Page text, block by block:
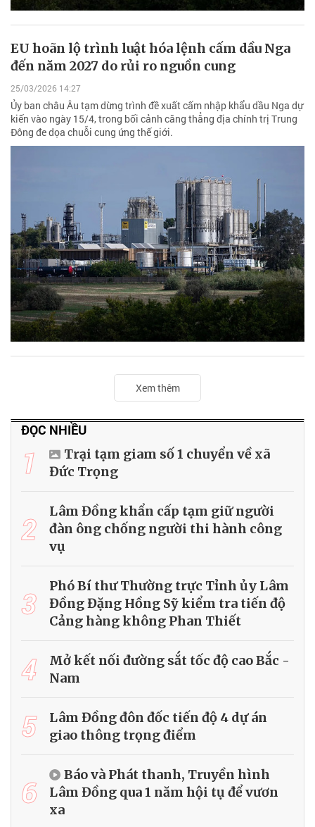
EU hoãn lộ trình luật hóa lệnh cấm dầu Nga
đến năm 2027 do rủi ro nguồn cung
25/03/2026 14:27
Ủy ban châu Âu tạm dừng trình đề xuất cấm nhập khẩu dầu Nga dự
kiến vào ngày 15/4, trong bối cảnh căng thẳng địa chính trị Trung
Đông đe dọa chuỗi cung ứng thế giới.
Xem thêm
ĐỌC NHIỀU
1
Trại tạm giam số 1 chuyển về xã
Đức Trọng
2
Lâm Đồng khẩn cấp tạm giữ người
đàn ông chống người thi hành công
vụ
3
Phó Bí thư Thường trực Tỉnh ủy Lâm
Đồng Đặng Hồng Sỹ kiểm tra tiến độ
Cảng hàng không Phan Thiết
4
Mở kết nối đường sắt tốc độ cao Bắc -
Nam
5
Lâm Đồng đôn đốc tiến độ 4 dự án
giao thông trọng điểm
6
Báo và Phát thanh, Truyền hình
Lâm Đồng qua 1 năm hội tụ để vươn
xa